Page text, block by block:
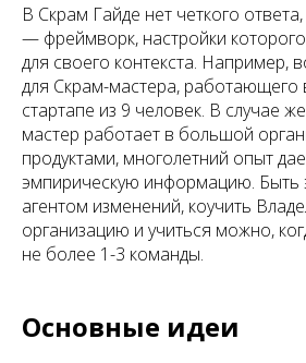
В Скрам Гайде нет четкого
— фреймворк, настройки
для своего контекста. Например,
для Скрам-мастера,
стартапе из 9 человек. В случае
мастер работает в большой
продуктами, многолетний опыт
эмпирическую информацию. Быть
агентом изменений, коучить
организацию и учиться можно,
не более 1-3 команды.
Основные идеи